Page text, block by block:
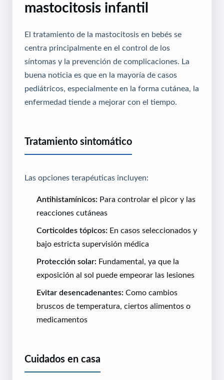
mastocitosis infantil
El tratamiento de la mastocitosis en bebés se
centra principalmente en el control de los
síntomas y la prevención de complicaciones. La
buena noticia es que en la mayoría de casos
pediátricos, especialmente en la forma cutánea, la
enfermedad tiende a mejorar con el tiempo.
Tratamiento sintomático
Las opciones terapéuticas incluyen:
Antihistamínicos: Para controlar el picor y las
reacciones cutáneas
Corticoides tópicos: En casos seleccionados y
bajo estricta supervisión médica
Protección solar: Fundamental, ya que la
exposición al sol puede empeorar las lesiones
Evitar desencadenantes: Como cambios
bruscos de temperatura, ciertos alimentos o
medicamentos
Cuidados en casa